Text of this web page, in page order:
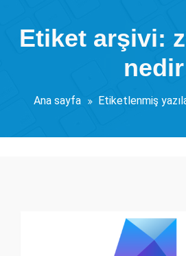
Etiket arşivi:
nedir
Ana sayfa Etiketlenmiş